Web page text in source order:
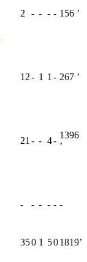
2 - - - - 156 ʼ
12- 1 1 - 267 ʼ
21 - - 4-
1396
ʼ
- - - - - -
350 1 501819ʼ